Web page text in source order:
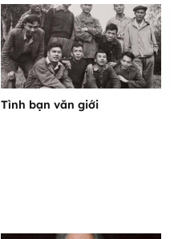
Tình bạn văn giới